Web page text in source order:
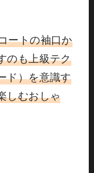
ートの袖口か
のも上級テク
ド）を意識す
しむおしゃ